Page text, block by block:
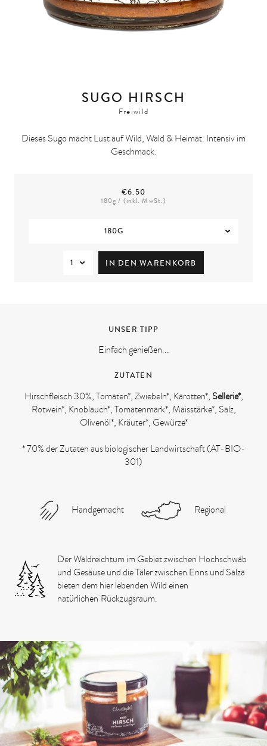
SUGO HIRSCH
Freiwild
Dieses Sugo macht Lust auf Wild, Wald & Heimat. Intensiv im
Geschmack.
€6.50
180g / (inkl. MwSt.)
180G 8
1 8 IN DEN WARENKORB
UNSER TIPP
Einfach genießen...
ZUTATEN
Hirschfleisch 30%, Tomaten*, Zwiebeln*, Karotten*, Sellerie*,
Rotwein*, Knoblauch*, Tomatenmark*, Maisstärke*, Salz,
Olivenöl*, Kräuter*, Gewürze*
* 70% der Zutaten aus biologischer Landwirtschaft (AT-BIO-
301)
Handgemacht Regional
Der Waldreichtum im Gebiet zwischen Hochschwab
und Gesäuse und die Täler zwischen Enns und Salza
bieten dem hier lebenden Wild einen
natürlichen Rückzugsraum.